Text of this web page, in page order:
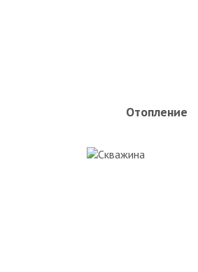
Отопление